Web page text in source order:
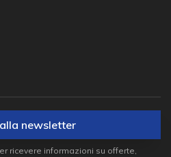
newsletter
ricevere informazioni su offerte,